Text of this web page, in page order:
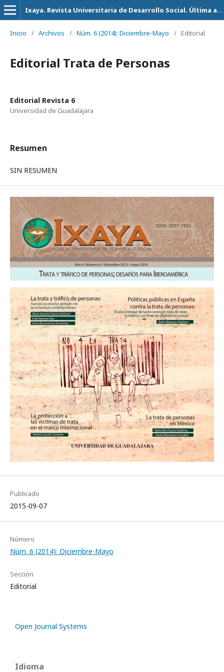
Ixaya. Revista Universitaria de Desarrollo Social. Última actualización 14 de Julio del 2026
Inicio / Archivos / Núm. 6 (2014): Diciembre-Mayo / Editorial
Editorial Trata de Personas
Editorial Revista 6
Universidad de Guadalajara
Resumen
SIN RESUMEN
Publicado
2015-09-07
Número
Núm. 6 (2014): Diciembre-Mayo
Sección
Editorial
Open Journal Systems
Idioma